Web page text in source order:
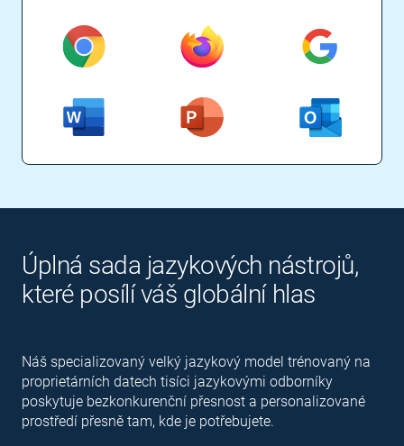
Úplná sada jazykových nástrojů,
které posílí váš globální hlas
Náš specializovaný velký jazykový model trénovaný na
proprietárních datech tisíci jazykovými odborníky
poskytuje bezkonkurenční přesnost a personalizované
prostředí přesně tam, kde je potřebujete.